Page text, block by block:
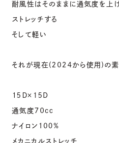
耐風性はそのままに通気度を上
ストレッチする
そして軽い
それが現在(2024から使用)の
１５D×15D
通気度70cc
ナイロン100%
メカニカルストレッチ